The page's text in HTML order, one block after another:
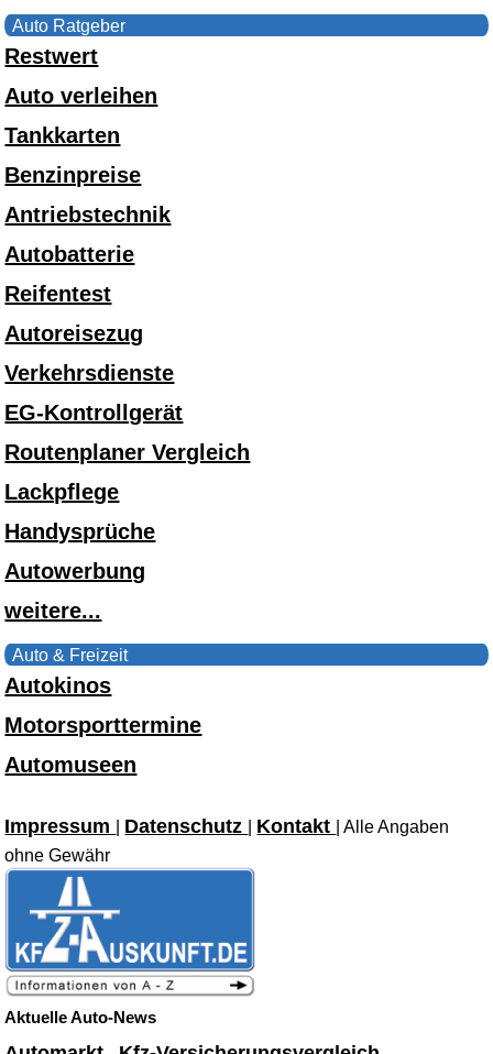
Auto Ratgeber
Restwert
Auto verleihen
Tankkarten
Benzinpreise
Antriebstechnik
Autobatterie
Reifentest
Autoreisezug
Verkehrsdienste
EG-Kontrollgerät
Routenplaner Vergleich
Lackpflege
Handysprüche
Autowerbung
weitere...
Auto & Freizeit
Autokinos
Motorsporttermine
Automuseen
Impressum Datenschutz Kontakt
| Alle Angaben
ohne Gewähr
Aktuelle Auto-News